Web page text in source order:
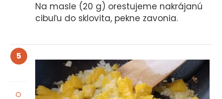
Na masle (20 g) orestujeme nakrájanú
cibuľu do sklovita, pekne zavonia.
5